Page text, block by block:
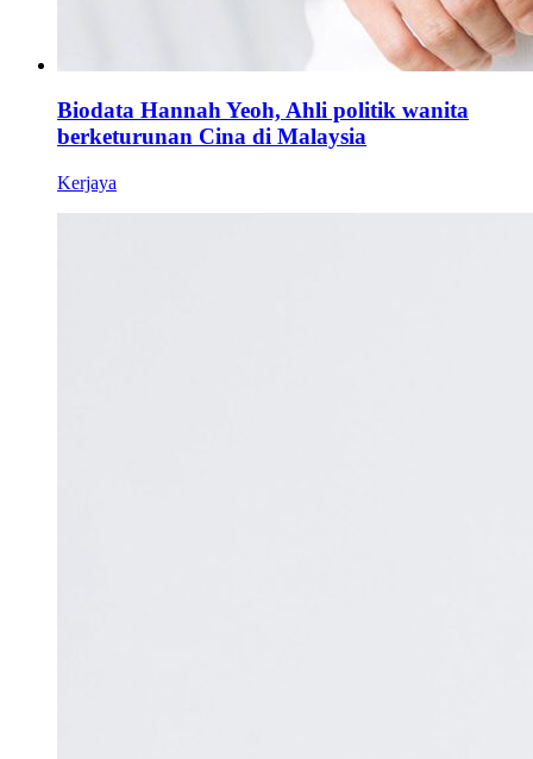
Biodata Hannah Yeoh, Ahli politik wanita
berketurunan Cina di Malaysia
Kerjaya